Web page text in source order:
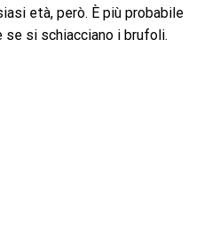
età, però. È più probabile
se si schiacciano i brufoli.